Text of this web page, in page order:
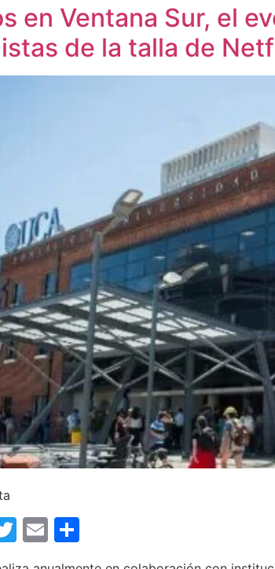
en Ventana Sur, el
de la talla de
Twitter
Email